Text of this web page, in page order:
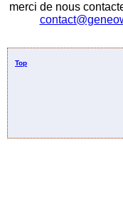
merci de nous
Top